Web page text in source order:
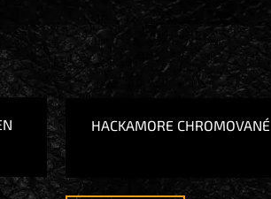
HACKAMORE CHROMOVANÉ